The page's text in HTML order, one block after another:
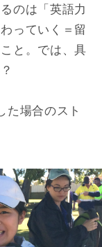
のは「英語力
っていく＝留
と。では、具
た場合のスト